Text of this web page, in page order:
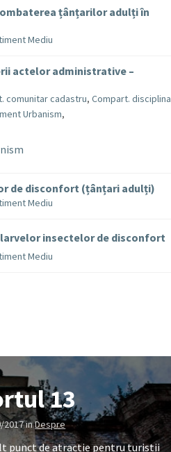
țânțarilor adulți în
Mediu
actelor administrative –
comunitar cadastru,Compart. disciplina
Urbanism,
de disconfort (țânțari adulți)
Mediu
insectelor de disconfort
Mediu
13
2017inDespre
punct de atractie pentru turistii